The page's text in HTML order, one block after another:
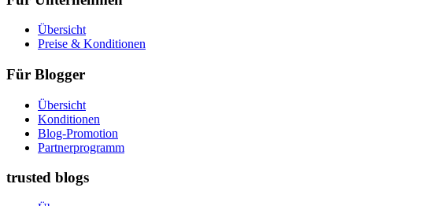
Übersicht
Preise & Konditionen
Für Blogger
Übersicht
Konditionen
Blog-Promotion
Partnerprogramm
trusted blogs